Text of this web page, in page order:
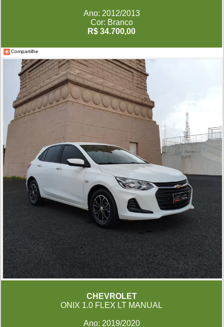
Ano: 2012/2013
Cor: Branco
R$ 34.700,00
Compartilhe
CHEVROLET
ONIX 1.0 FLEX LT MANUAL
Ano: 2019/2020